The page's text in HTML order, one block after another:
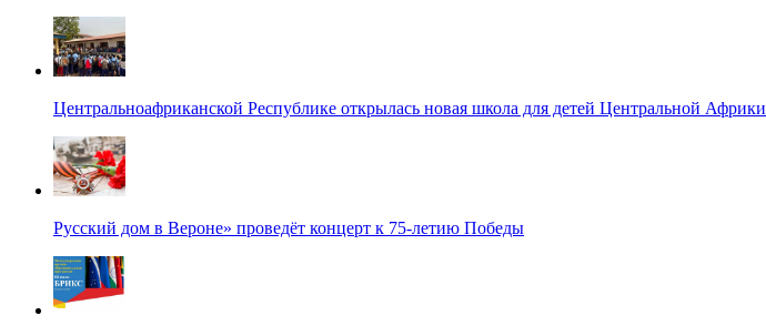
Центральноафриканской Республике открылась новая школа для детей Центральной Африки
Русский дом в Вероне» проведёт концерт к 75-летию Победы